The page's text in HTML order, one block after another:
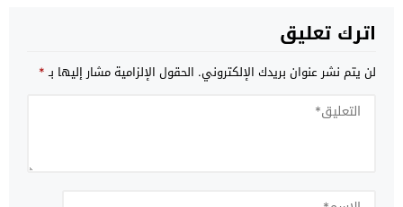
اترك تعليق
لن يتم نشر عنوان بريدك الإلكتروني. الحقول الإلزامية مشار إليها بـ*